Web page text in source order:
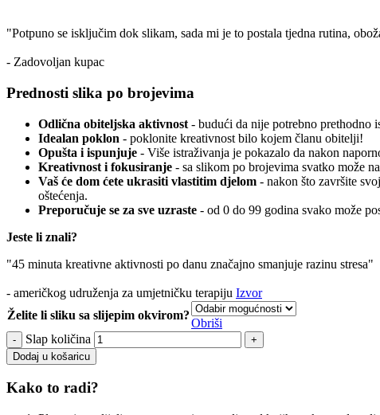
"Potpuno se isključim dok slikam, sada mi je to postala tjedna rutina,
- Zadovoljan kupac
Prednosti slika po brojevima
Odlična obiteljska aktivnost - budući da nije potrebno prethodno
Idealan poklon - poklonite kreativnost bilo kojem članu obitelji!
Opušta i ispunjuje - Više istraživanja je pokazalo da nakon
Kreativnost i fokusiranje - sa slikom po brojevima svatko može
Vaš će dom ćete ukrasiti vlastitim djelom - nakon što završite
oštećenja.
Preporučuje se za sve uzraste - od 0 do 99 godina svako može
Jeste li znali?
"45 minuta kreativne aktivnosti po danu značajno smanjuje razinu stresa"
- američkog udruženja za umjetničku terapiju Izvor
Želite li sliku sa slijepim okvirom?
Obriši
Slap količina
Dodaj u košaricu
Kako to radi?